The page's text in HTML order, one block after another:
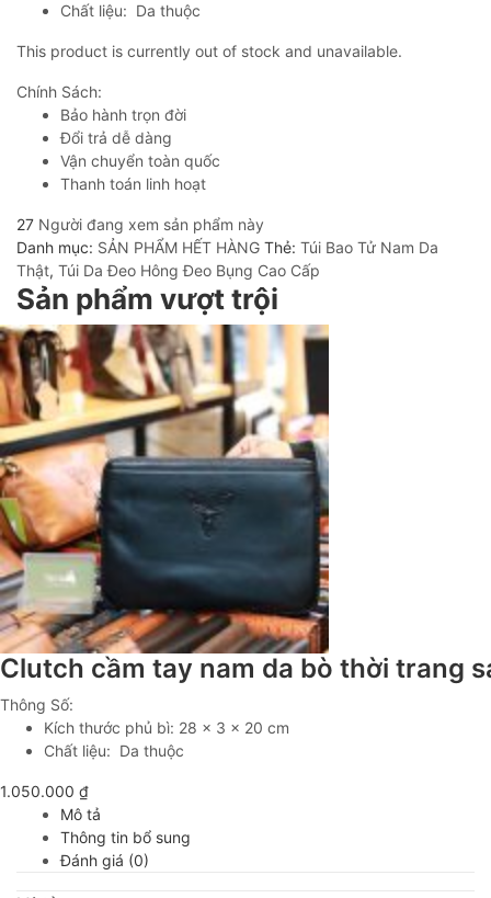
Chất liệu: Da thuộc
This product is currently out of stock and unavailable.
Chính Sách:
Bảo hành trọn đời
Đổi trả dễ dàng
Vận chuyển toàn quốc
Thanh toán linh hoạt
27 Người đang xem sản phẩm này
Danh mục: SẢN PHẨM HẾT HÀNG Thẻ: Túi Bao Tử Nam Da
Thật, Túi Da Đeo Hông Đeo Bụng Cao Cấp
Sản phẩm vượt trội
Clutch cầm tay nam da bò thời trang
Thông Số:
Kích thước phủ bì: 28 x 3 x 20 cm
Chất liệu: Da thuộc
1.050.000 ₫
Mô tả
Thông tin bổ sung
Đánh giá (0)